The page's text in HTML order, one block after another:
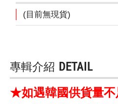
(目前無現貨)
專輯介紹 DETAIL
★如遇韓國供貨量不